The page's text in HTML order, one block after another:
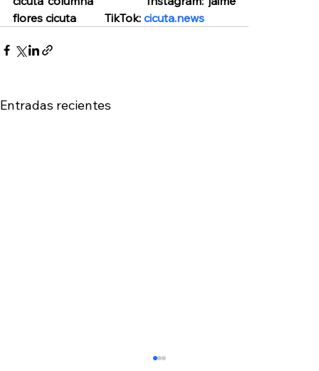
flores cicuta          TikTok: cicuta.news
Entradas recientes